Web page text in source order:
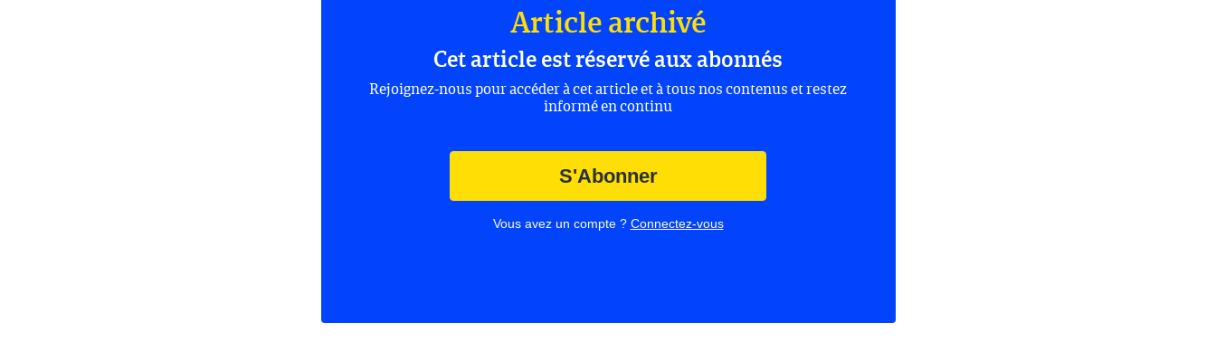
Article archivé
Cet article est réservé aux abonnés
Rejoignez-nous pour accéder à cet article et à tous nos contenus et restez
informé en continu
S'Abonner
Vous avez un compte ? Connectez-vous